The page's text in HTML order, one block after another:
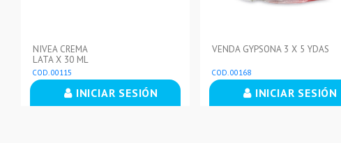
NIVEA CREMA
LATA X 30 ML
COD. 00115
INICIAR SESIÓN
VENDA GYPSONA 3 X 5 YDAS
COD. 00168
INICIAR SESIÓN